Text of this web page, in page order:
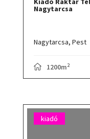
Nagytarcsa
Nagytarcsa, Pest
1200m2
kiadó